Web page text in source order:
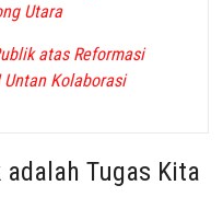
Utara
atas Reformasi
Untan Kolaborasi
Tugas Kita